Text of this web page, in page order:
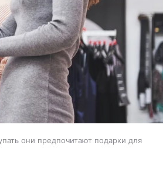
они предпочитают подарки для